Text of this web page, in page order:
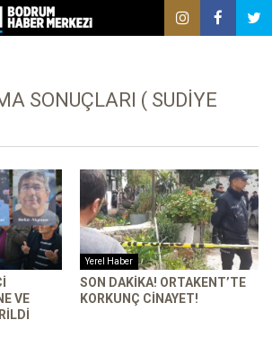
SONUÇLARI ( SUDIYE
VE
Yerel Haber
SON DAKİKA! ORTAKENT’TE
KORKUNÇ CINAYET!